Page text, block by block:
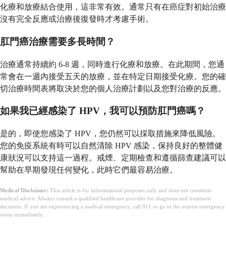
化療和放療結合使用，這非常有效。通常只有在癌症對初始治療
沒有完全反應或治療後復發時才考慮手術。
肛門癌治療需要多長時間？
治療通常持續約 6-8 週，同時進行化療和放療。在此期間，您通
常會在一週內接受五天的放療，並在特定日期接受化療。您的確
切治療時間表將取決於您的個人治療計劃以及您對治療的反應。
如果我已經感染了 HPV，我可以預防肛門癌嗎？
是的，即使您感染了 HPV，您仍然可以採取措施來降低風險。
您的免疫系統有時可以自然清除 HPV 感染，保持良好的整體健
康狀況可以支持這一過程。戒煙、定期檢查和遵循篩查建議可以
幫助在早期發現任何變化，此時它們最容易治療。
Medical Disclaimer: This article is for informational purposes only and does not constitute
medical advice. Always consult a qualified healthcare provider for diagnosis and treatment
decisions. If you are experiencing a medical emergency, call 911 or go to the nearest emergency
room immediately.